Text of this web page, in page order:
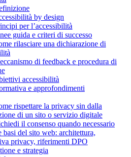
by design
per l’accessibilità
guida e criteri di successo
rilasciare una dichiarazione di
di feedback e procedura di
accessibilità
e approfondimenti
rispettare la privacy sin dalla
di un sito o servizio digitale
il consenso quando necessario
basi del sito web: architettura,
privacy, riferimenti DPO
e strategia